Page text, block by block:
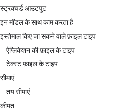
स्ट्रक्चर्ड आउटपुट
इन मॉडल के साथ काम करता है
इस्तेमाल किए जा सकने वाले फ़ाइल टाइप
ऐप्लिकेशन की फ़ाइल के टाइप
टेक्स्ट फ़ाइल के टाइप
सीमाएं
तय सीमाएं
कीमत